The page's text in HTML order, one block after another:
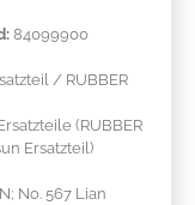
84099900
/ RUBBER
(RUBBER
Ersatzteil)
No. 567 Lian